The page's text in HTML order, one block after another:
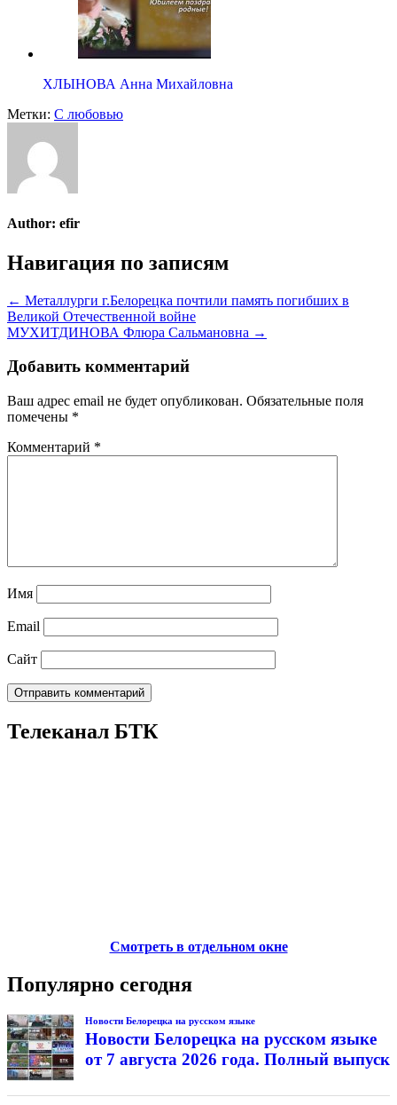
ХЛЫНОВА Анна Михайловна
Метки: С любовью
Author: efir
Навигация по записям
← Металлурги г.Белорецка почтили память погибших в
Великой Отечественной войне
МУХИТДИНОВА Флюра Сальмановна →
Добавить комментарий
Ваш адрес email не будет опубликован. Обязательные поля
помечены *
Комментарий *
Имя
Email
Сайт
Телеканал БТК
Смотреть в отдельном окне
Популярно сегодня
Новости Белорецка на русском языке
Новости Белорецка на русском языке
от 7 августа 2026 года. Полный выпуск